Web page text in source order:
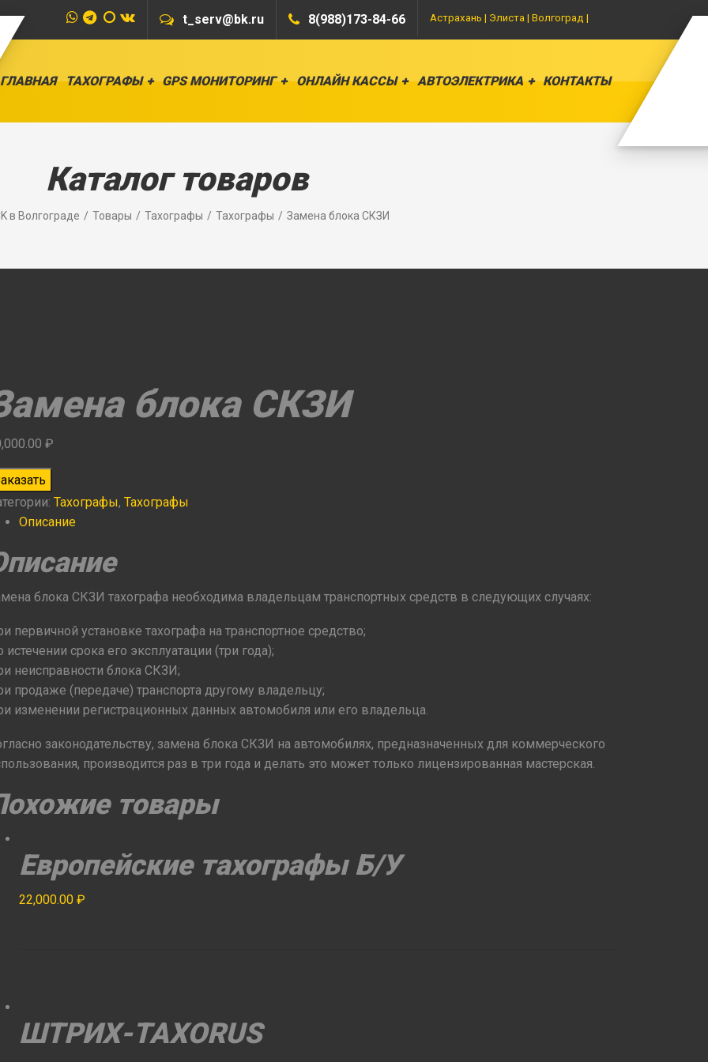
t_serv@bk.ru 8(988)173-84-66 Астрахань | Элиста | Волгоград |
ГЛАВНАЯ ТАХОГРАФЫ GPS МОНИТОРИНГ ОНЛАЙН КАССЫ АВТОЭЛЕКТРИКА КОНТАКТЫ
Каталог товаров
в Волгограде Товары Тахографы Тахографы Замена блока СКЗИ
блока СКЗИ
₽
Тахографы, Тахографы
Описание
блока СКЗИ тахографа необходима владельцам транспортных средств в следующих случаях:
первичной установке тахографа на транспортное средство;
истечении срока его эксплуатации (три года);
неисправности блока СКЗИ;
продаже (передаче) транспорта другому владельцу;
изменении регистрационных данных автомобиля или его владельца.
законодательству, замена блока СКЗИ на автомобилях, предназначенных для коммерческого
производится раз в три года и делать это может только лицензированная мастерская.
товары
Европейские тахографы Б/У
22,000.00 ₽
ШТРИХ-ТАХОRUS